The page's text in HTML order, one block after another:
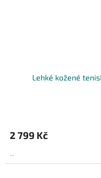
Lehké kožené
2 799 Kč
...